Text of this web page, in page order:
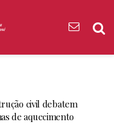
civil debatem
de aquecimento